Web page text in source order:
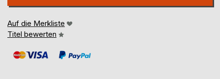
Auf die Merkliste
Titel bewerten